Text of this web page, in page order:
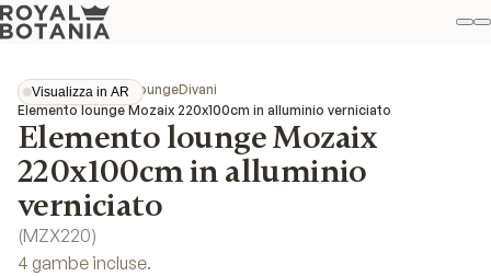
Il
Visualizza in AR
Visualizza in AR
CollezioniMozaix LoungeDivani
Elemento lounge Mozaix 220x100cm in alluminio verniciato
Elemento lounge Mozaix
220x100cm in alluminio
verniciato
(MZX220)
4 gambe incluse.